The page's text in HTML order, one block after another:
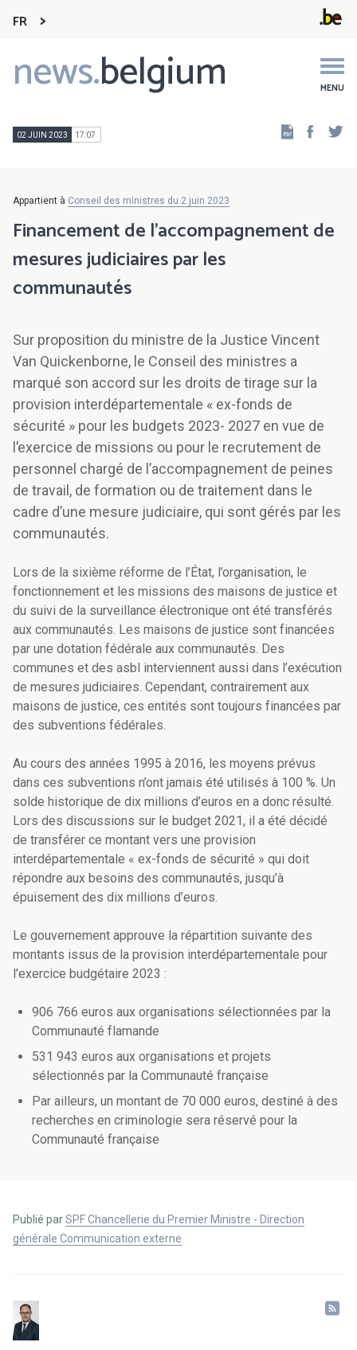
FR
news.belgium MENU
Main
navigation
02 JUIN 2023 17:07
Appartient à Conseil des ministres du 2 juin 2023
Financement de l’accompagnement de
mesures judiciaires par les
communautés
Sur proposition du ministre de la Justice Vincent
Van Quickenborne, le Conseil des ministres a
marqué son accord sur les droits de tirage sur la
provision interdépartementale « ex-fonds de
sécurité » pour les budgets 2023- 2027 en vue de
l’exercice de missions ou pour le recrutement de
personnel chargé de l’accompagnement de peines
de travail, de formation ou de traitement dans le
cadre d’une mesure judiciaire, qui sont gérés par les
communautés.
Lors de la sixième réforme de l’État, l’organisation, le
fonctionnement et les missions des maisons de justice et
du suivi de la surveillance électronique ont été transférés
aux communautés. Les maisons de justice sont financées
par une dotation fédérale aux communautés. Des
communes et des asbl interviennent aussi dans l’exécution
de mesures judiciaires. Cependant, contrairement aux
maisons de justice, ces entités sont toujours financées par
des subventions fédérales.
Au cours des années 1995 à 2016, les moyens prévus
dans ces subventions n’ont jamais été utilisés à 100 %. Un
solde historique de dix millions d’euros en a donc résulté.
Lors des discussions sur le budget 2021, il a été décidé
de transférer ce montant vers une provision
interdépartementale « ex-fonds de sécurité » qui doit
répondre aux besoins des communautés, jusqu’à
épuisement des dix millions d’euros.
Le gouvernement approuve la répartition suivante des
montants issus de la provision interdépartementale pour
l’exercice budgétaire 2023 :
906 766 euros aux organisations sélectionnées par la
Communauté flamande
531 943 euros aux organisations et projets
sélectionnés par la Communauté française
Par ailleurs, un montant de 70 000 euros, destiné à des
recherches en criminologie sera réservé pour la
Communauté française
Publié parSPF Chancellerie du Premier Ministre - Direction
générale Communication externe